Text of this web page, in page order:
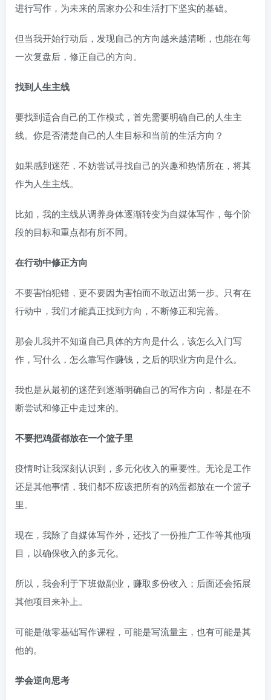
进行写作，为未来的居家办公和生活打下坚实的基础。
但当我开始行动后，发现自己的方向越来越清晰，也能在每
一次复盘后，修正自己的方向。
找到人生主线
要找到适合自己的工作模式，首先需要明确自己的人生主
线。你是否清楚自己的人生目标和当前的生活方向？
如果感到迷茫，不妨尝试寻找自己的兴趣和热情所在，将其
作为人生主线。
比如，我的主线从调养身体逐渐转变为自媒体写作，每个阶
段的目标和重点都有所不同。
在行动中修正方向
不要害怕犯错，更不要因为害怕而不敢迈出第一步。只有在
行动中，我们才能真正找到方向，不断修正和完善。
那会儿我并不知道自己具体的方向是什么，该怎么入门写
作，写什么，怎么靠写作赚钱，之后的职业方向是什么。
我也是从最初的迷茫到逐渐明确自己的写作方向，都是在不
断尝试和修正中走过来的。
不要把鸡蛋都放在一个篮子里
疫情时让我深刻认识到，多元化收入的重要性。无论是工作
还是其他事情，我们都不应该把所有的鸡蛋都放在一个篮子
里。
现在，我除了自媒体写作外，还找了一份推广工作等其他项
目，以确保收入的多元化。
所以，我会利于下班做副业，赚取多份收入；后面还会拓展
其他项目来补上。
可能是做零基础写作课程，可能是写流量主，也有可能是其
他的。
学会逆向思考